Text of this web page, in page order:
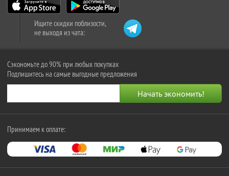
Ищите скидки поблизости,
не выходя из чата:
Сэкономьте до 90% при любых покупках
Подпишитесь на самые выгодные предложения
Принимаем к оплате: